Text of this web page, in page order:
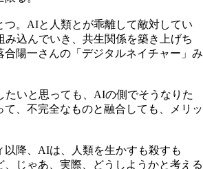
。AIと人類とが乖離して敵対してい
み込んでいき、共生関係を築き上げち
合陽一さんの「デジタルネイチャー」み
いと思っても、AIの側でそうなりた
、不完全なものと融合しても、メリッ
降、AIは、人類を生かすも殺すも
じゃあ、実際、どうしようかと考える